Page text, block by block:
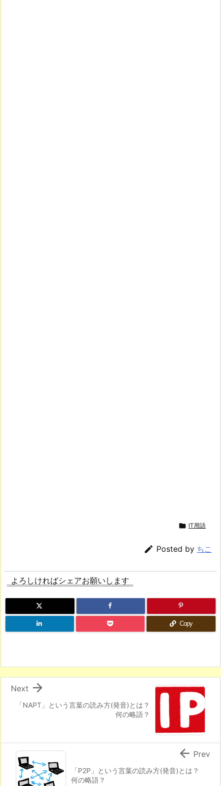
 IT用語
 Posted by ちこ
よろしければシェアお願いします
Copy
「NAPT」という言葉の読み方(発音)とは？
何の略語？

Next
「P2P」という言葉の読み方(発音)とは？
何の略語？
 Prev